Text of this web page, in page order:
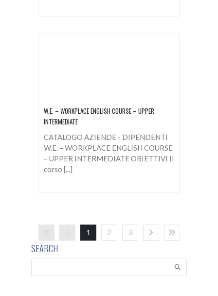
W.E. – WORKPLACE ENGLISH COURSE – UPPER
INTERMEDIATE
CATALOGO AZIENDE - DIPENDENTI
W.E. – WORKPLACE ENGLISH COURSE
– UPPER INTERMEDIATE OBIETTIVI Il
corso [...]
1 2 3
SEARCH